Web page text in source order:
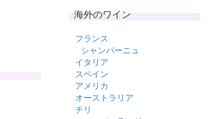
海外のワイン
フランス
シャンパーニュ
イタリア
スペイン
アメリカ
オーストラリア
チリ